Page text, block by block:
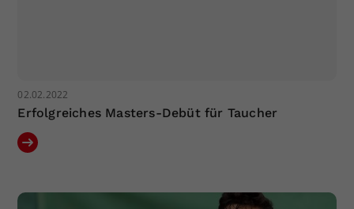
02.02.2022
Erfolgreiches Masters-Debüt für Taucher